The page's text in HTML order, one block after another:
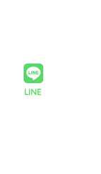
LINE